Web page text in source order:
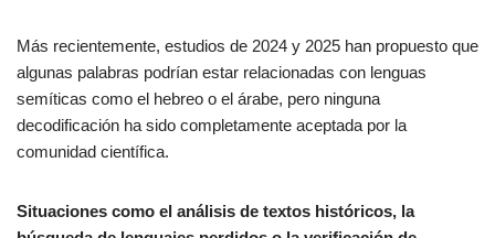
Más recientemente, estudios de 2024 y 2025 han propuesto que
algunas palabras podrían estar relacionadas con lenguas
semíticas como el hebreo o el árabe, pero ninguna
decodificación ha sido completamente aceptada por la
comunidad científica.
Situaciones como el análisis de textos históricos, la